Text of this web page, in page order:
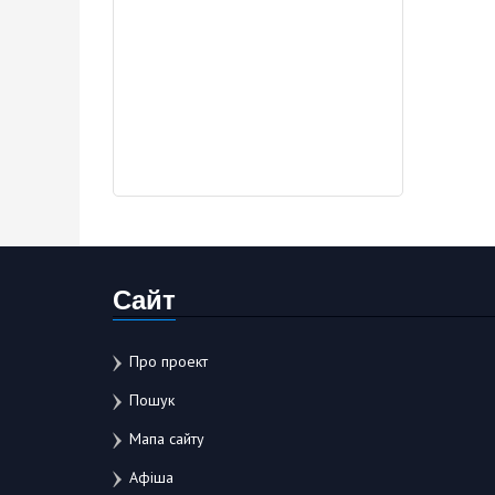
Сайт
Про проект
Пошук
Мапа сайту
Афіша